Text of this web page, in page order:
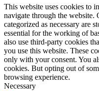
This website uses cookies to
navigate through the website.
categorized as necessary are
essential for the working of
also use third-party cookies
you use this website. These
only with your consent. You
cookies. But opting out of
browsing experience.
Necessary